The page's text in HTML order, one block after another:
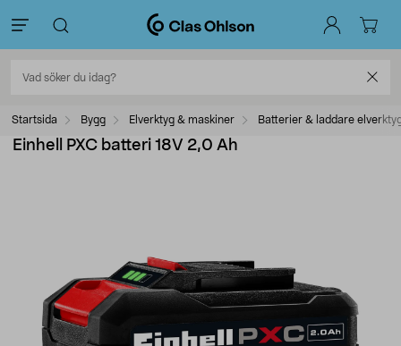
Startsida Bygg Elverktyg & maskiner Batterier & laddare
Einhell PXC batteri 18V 2,0 Ah